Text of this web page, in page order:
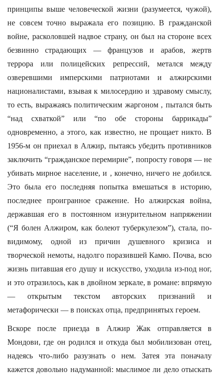
принципы выше человеческой жизни (разумеется, чужой),
не совсем точно выражала его позицию. В гражданской
войне, расколовшей надвое страну, он был на стороне всех
безвинно страдающих — французов и арабов, жертв
террора или полицейских репрессий, метался между
озверевшими имперскими патриотами и алжирскими
националистами, взывая к милосердию и здравому смыслу,
то есть, выражаясь политическим жаргоном , пытался быть
“над схваткой” или “по обе стороны баррикады”
одновременно, а этого, как известно, не прощает никто. В
1956-м он приехал в Алжир, пытаясь убедить противников
заключить “гражданское перемирие”, попросту говоря — не
убивать мирное население, и , конечно, ничего не добился.
Это была его последняя попытка вмешаться в историю,
последнее проигранное сражение. Но алжирская война,
державшая его в постоянном изнурительном напряжении
(“Я болен Алжиром, как болеют туберкулезом”), стала, по-
видимому, одной из причин душевного кризиса и
творческой немоты, надолго поразившей Камю. Почва, всю
жизнь питавшая его душу и искусство, уходила из-под ног,
и это отразилось, как в двойном зеркале, в романе: впрямую
— открытым текстом авторских признаний и
метафорически — в поисках отца, предпринятых героем.
Вскоре после приезда в Алжир Жак отправляется в
Мондови, где он родился и откуда был мобилизован отец,
надеясь что-либо разузнать о нем. Затея эта поначалу
кажется довольно надуманной: мыслимое ли дело отыскать